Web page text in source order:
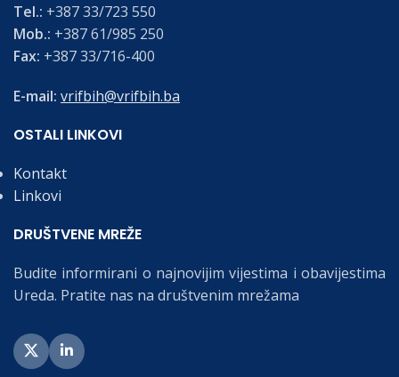
Tel.: +387 33/723 550
Mob.: +387 61/985 250
Fax: +387 33/716-400
E-mail: vrifbih@vrifbih.ba
OSTALI LINKOVI
Kontakt
Linkovi
DRUŠTVENE MREŽE
Budite informirani o najnovijim vijestima i obavijestima
Ureda. Pratite nas na društvenim mrežama